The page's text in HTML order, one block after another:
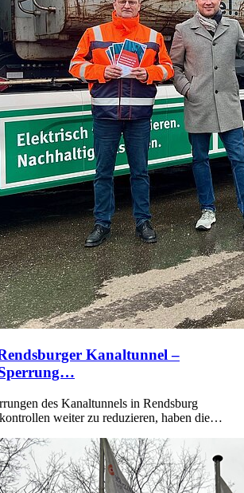
Kanaltunnel –
des Kanaltunnels in Rendsburg
weiter zu reduzieren, haben die…